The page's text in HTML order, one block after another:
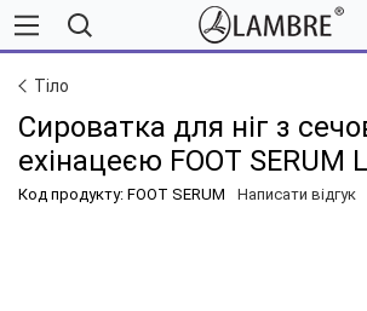
Тіло
Сироватка для ніг з
ехінацеєю FOOT SERUM
Код продукту: FOOT SERUM Написати відгук